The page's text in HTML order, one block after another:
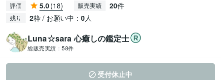
評価 5.0(18) 販売実績 20件
残り 2枠 / お願い中： 0人
Luna☆sara 心癒しの鑑定士
総販売実績： 58件
受付休止中